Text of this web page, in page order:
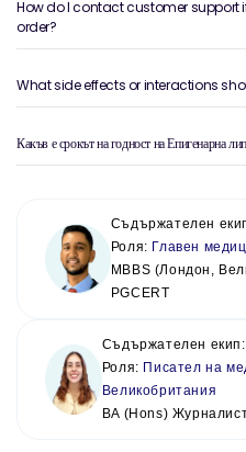
How do I contact customer support
order?
What side effects or interactions
Какъв е срокът на годност на Епигенарна
Съдържателен
Роля: Главен
MBBS (Лондон,
PGCERT
Съдържателен екип:
Роля: Писател на
Великобритания
BA (Hons)